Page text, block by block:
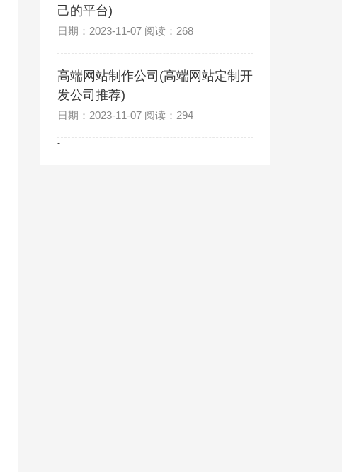
己的平台)
日期：2023-11-07 阅读：268
高端网站制作公司(高端网站定制开
发公司推荐)
日期：2023-11-07 阅读：294
-